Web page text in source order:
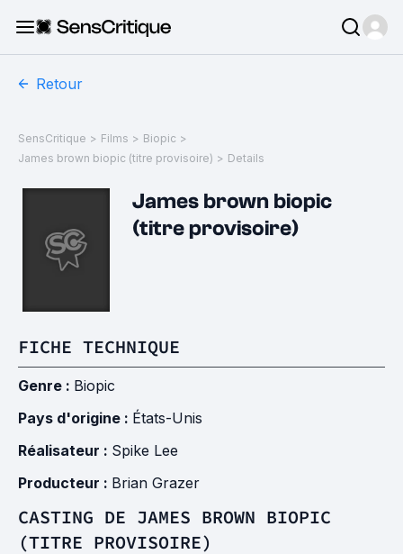
Retour
SensCritique > Films > Biopic >
James brown biopic (titre provisoire) > Details
James brown biopic
(titre provisoire)
FICHE TECHNIQUE
Genre : Biopic
Pays d'origine : États-Unis
Réalisateur : Spike Lee
Producteur : Brian Grazer
CASTING DE JAMES BROWN BIOPIC
(TITRE PROVISOIRE)